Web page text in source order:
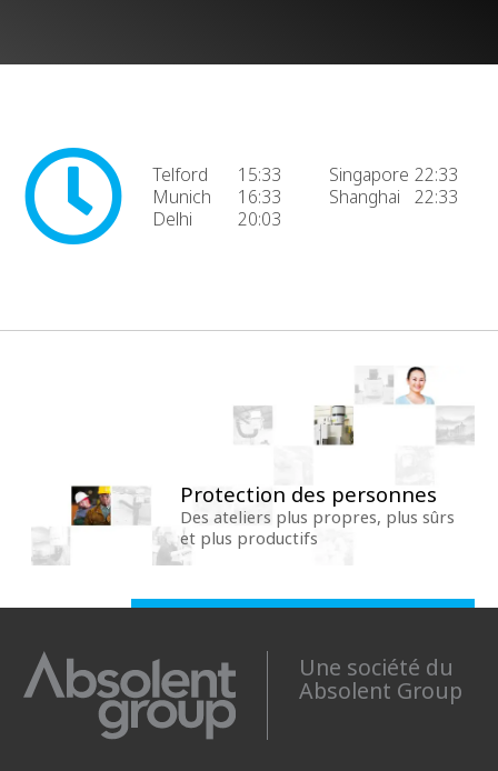
Telford
15:33
Munich
16:33
Delhi
20:03
Singapore 22:33
Shanghai
22:33
Protection des personnes
Des ateliers plus propres, plus sûrs
et plus productifs
Une société du
Absolent Group